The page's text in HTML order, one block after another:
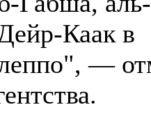
Каак в
—